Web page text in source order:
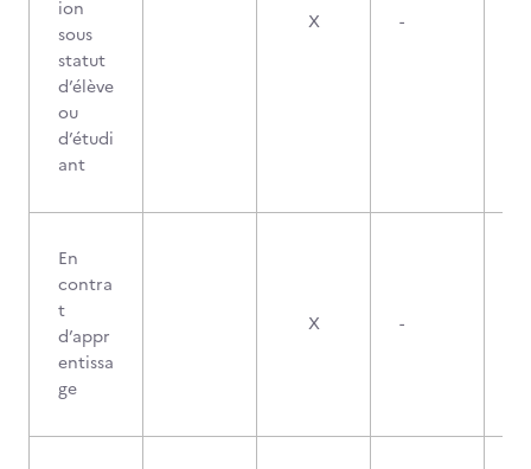
ion
sous
statut
d’élève
ou
d’étudi
ant
X -
En
contra
t
d’appr
entissa
ge
X -